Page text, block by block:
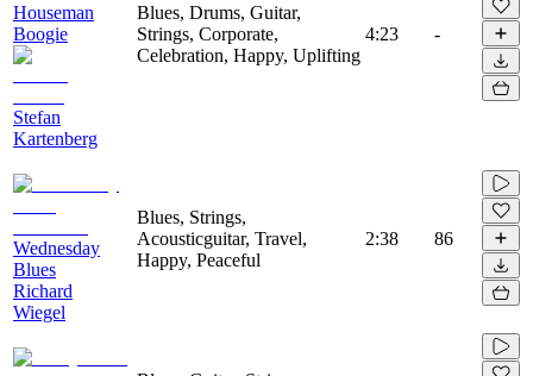
Houseman
Boogie
Stefan
Kartenberg
Blues, Drums, Guitar,
Strings, Corporate,
Celebration, Happy, Uplifting
4:23 -
Wednesday
Blues
Richard
Wiegel
Blues, Strings,
Acousticguitar, Travel,
Happy, Peaceful
2:38 86